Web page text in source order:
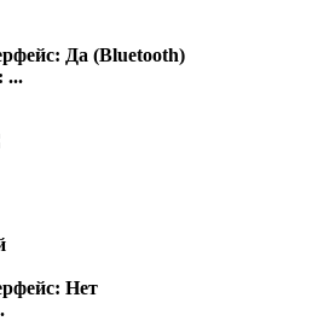
: Да (Bluetooth)
: ...
: Нет